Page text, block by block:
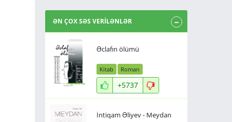
ƏN ÇOX SƏS VERİLƏNLƏR
Əclafın ölümü
Kitab Roman
+5737
İntiqam Əliyev - Meydan